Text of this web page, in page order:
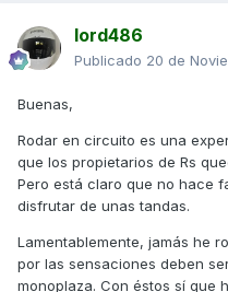
lord486
Publicado 20 de
Buenas,
Rodar en circuito es una
que los propietarios de Rs
Pero está claro que no hace
disfrutar de unas tandas.
Lamentablemente, jamás he
por las sensaciones deben
monoplaza. Con éstos sí que